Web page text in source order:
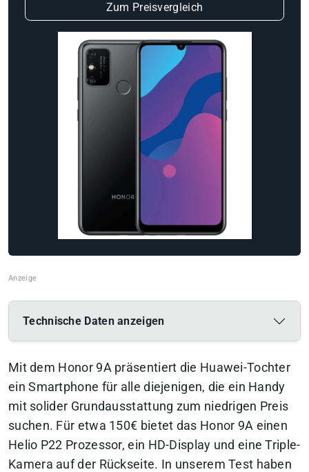
Zum Preisvergleich
Technische Daten anzeigen
Mit dem Honor 9A präsentiert die Huawei-Tochter
ein Smartphone für alle diejenigen, die ein Handy
mit solider Grundausstattung zum niedrigen Preis
suchen. Für etwa 150€ bietet das Honor 9A einen
Helio P22 Prozessor, ein HD-Display und eine Triple-
Kamera auf der Rückseite. In unserem Test haben